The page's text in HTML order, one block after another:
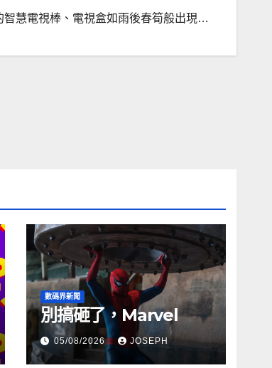
智慧電視棒、電視盒如雨後春筍般出現…
數碼界新聞
別搞砸了，Marvel
05/08/2026 JOSEPH